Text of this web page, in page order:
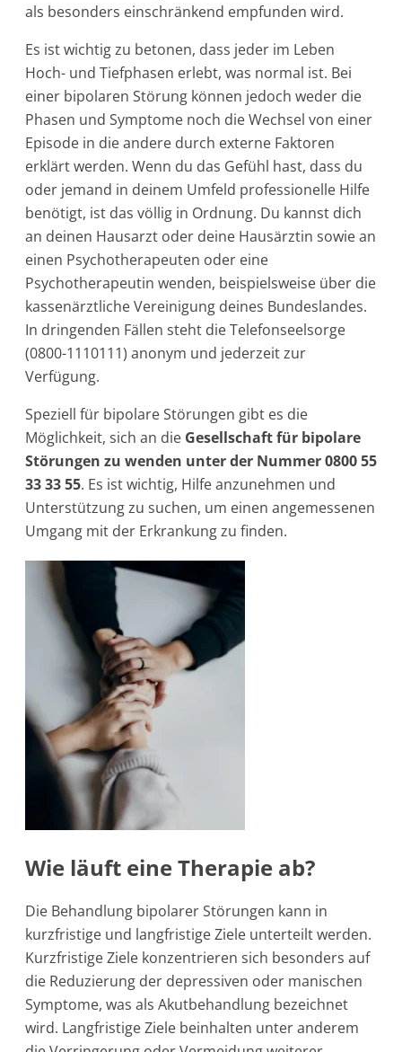
als besonders einschränkend empfunden wird.
Es ist wichtig zu betonen, dass jeder im Leben
Hoch- und Tiefphasen erlebt, was normal ist. Bei
einer bipolaren Störung können jedoch weder die
Phasen und Symptome noch die Wechsel von einer
Episode in die andere durch externe Faktoren
erklärt werden. Wenn du das Gefühl hast, dass du
oder jemand in deinem Umfeld professionelle Hilfe
benötigt, ist das völlig in Ordnung. Du kannst dich
an deinen Hausarzt oder deine Hausärztin sowie an
einen Psychotherapeuten oder eine
Psychotherapeutin wenden, beispielsweise über die
kassenärztliche Vereinigung deines Bundeslandes.
In dringenden Fällen steht die Telefonseelsorge
(0800-1110111) anonym und jederzeit zur
Verfügung.
Speziell für bipolare Störungen gibt es die
Möglichkeit, sich an die Gesellschaft für bipolare
Störungen zu wenden unter der Nummer 0800 55
33 33 55. Es ist wichtig, Hilfe anzunehmen und
Unterstützung zu suchen, um einen angemessenen
Umgang mit der Erkrankung zu finden.
Wie läuft eine Therapie ab?
Die Behandlung bipolarer Störungen kann in
kurzfristige und langfristige Ziele unterteilt werden.
Kurzfristige Ziele konzentrieren sich besonders auf
die Reduzierung der depressiven oder manischen
Symptome, was als Akutbehandlung bezeichnet
wird. Langfristige Ziele beinhalten unter anderem